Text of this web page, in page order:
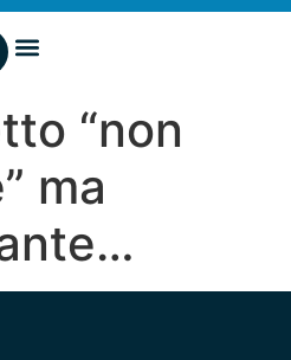
“non
ma